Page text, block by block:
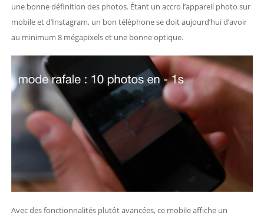
une bonne définition des photos. Étant un accro l’appareil photo sur
mobile et d’Instagram, un bon téléphone se doit aujourd’hui d’avoir
au minimum 8 mégapixels et une bonne optique.
Avec des fonctionnalités plutôt avancées, ce mobile affiche un